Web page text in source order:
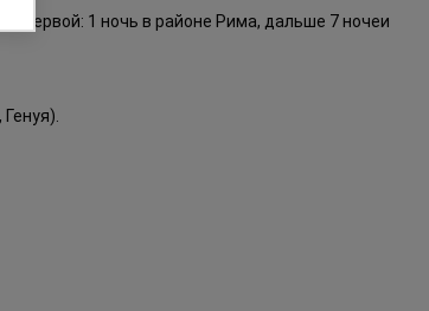
первой: 1 ночь в районе Рима, дальше 7 ночеи